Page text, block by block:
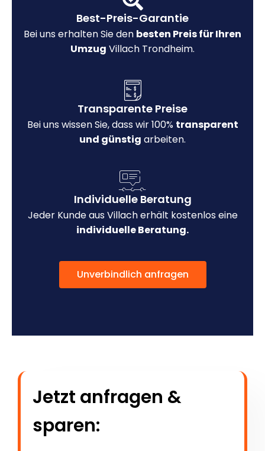
Best-Preis-Garantie
Bei uns erhalten Sie den besten Preis für Ihren
Umzug Villach Trondheim.
Transparente Preise
Bei uns wissen Sie, dass wir 100% transparent
und günstig arbeiten.
Individuelle Beratung
Jeder Kunde aus Villach erhält kostenlos eine
individuelle Beratung.
Unverbindlich anfragen
Jetzt anfragen &
sparen: